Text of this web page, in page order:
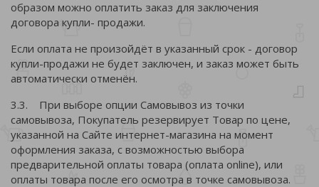
образом можно оплатить заказ для заключения
договора купли- продажи.
Если оплата не произойдёт в указанный срок - договор
купли-продажи не будет заключен, и заказ может быть
автоматически отменён.
3.3. При выборе опции Самовывоз из точки
самовывоза, Покупатель резервирует Товар по цене,
указанной на Сайте интернет-магазина на момент
оформления заказа, с возможностью выбора
предварительной оплаты товара (оплата online), или
оплаты товара после его осмотра в точке самовывоза.